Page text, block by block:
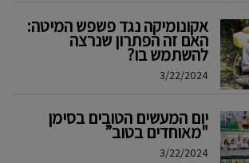
אקונומיקה נגד פשפש המיטה:
האם זה הפתרון שנרצה
להשתמש בו?
3/22/2024
יום המעשים הטובים בסימן
"מאוחדים בטוב”
3/22/2024